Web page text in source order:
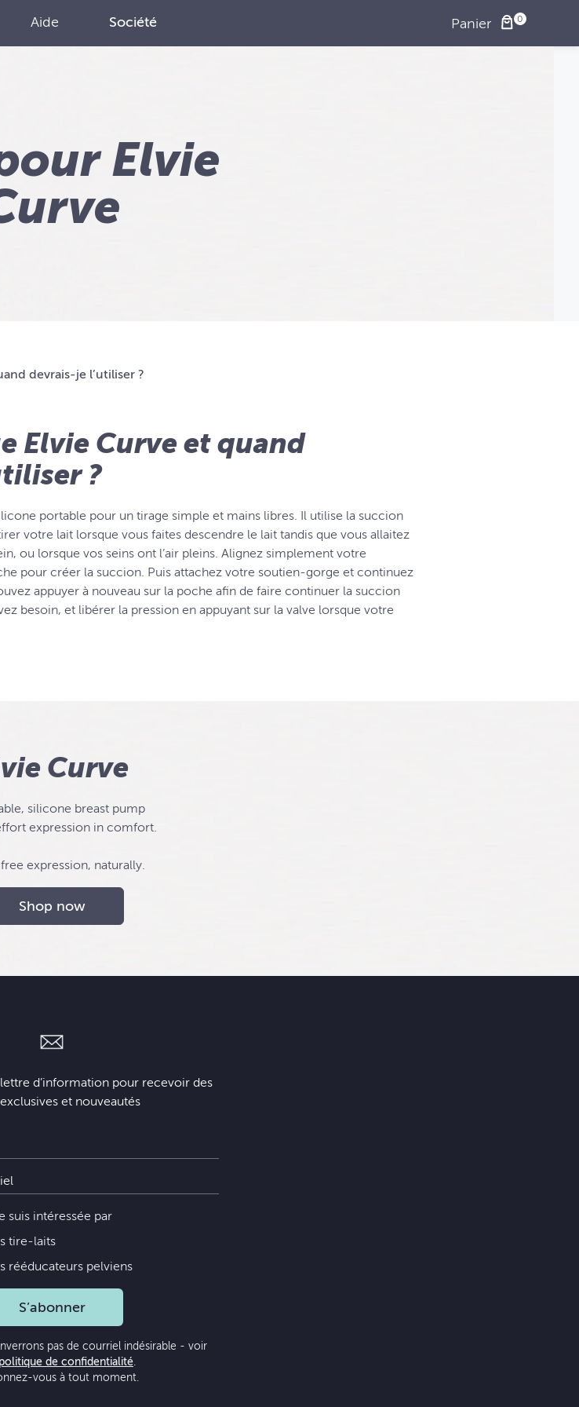
Aide Société Panier
Elvie
devrais-je l’utiliser ?
Elvie Curve et quand
?
portable pour un tirage simple et mains libres. Il utilise la succion
votre lait lorsque vous faites descendre le lait tandis que vous allaitez
ou lorsque vos seins ont l’air pleins. Alignez simplement votre
pour créer la succion. Puis attachez votre soutien-gorge et continuez
appuyer à nouveau sur la poche afin de faire continuer la succion
besoin, et libérer la pression en appuyant sur la valve lorsque votre
Curve
silicone breast pump
expression in comfort.
expression, naturally.
Shop now
d’information pour recevoir des
et nouveautés
suis intéressée par
tire-laits
rééducateurs pelviens
S’abonner
pas de courriel indésirable - voir
politique de confidentialité.
vous à tout moment.